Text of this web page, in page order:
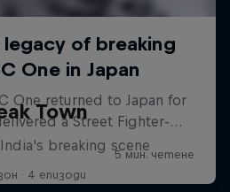
Town
breaking scene
· 4 епизоди